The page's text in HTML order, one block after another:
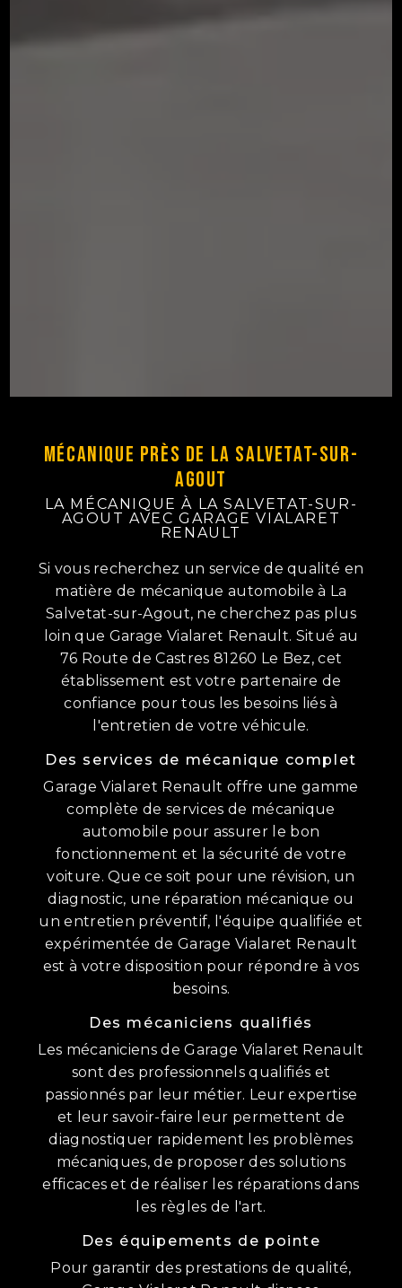
Mécanique près de La Salvetat-sur-
Agout
LA MÉCANIQUE À LA SALVETAT-SUR-
AGOUT AVEC GARAGE VIALARET
RENAULT
Si vous recherchez un service de qualité en
matière de mécanique automobile à La
Salvetat-sur-Agout, ne cherchez pas plus
loin que Garage Vialaret Renault. Situé au
76 Route de Castres 81260 Le Bez, cet
établissement est votre partenaire de
confiance pour tous les besoins liés à
l'entretien de votre véhicule.
Des services de mécanique complet
Garage Vialaret Renault offre une gamme
complète de services de mécanique
automobile pour assurer le bon
fonctionnement et la sécurité de votre
voiture. Que ce soit pour une révision, un
diagnostic, une réparation mécanique ou
un entretien préventif, l'équipe qualifiée et
expérimentée de Garage Vialaret Renault
est à votre disposition pour répondre à vos
besoins.
Des mécaniciens qualifiés
Les mécaniciens de Garage Vialaret Renault
sont des professionnels qualifiés et
passionnés par leur métier. Leur expertise
et leur savoir-faire leur permettent de
diagnostiquer rapidement les problèmes
mécaniques, de proposer des solutions
efficaces et de réaliser les réparations dans
les règles de l'art.
Des équipements de pointe
Pour garantir des prestations de qualité,